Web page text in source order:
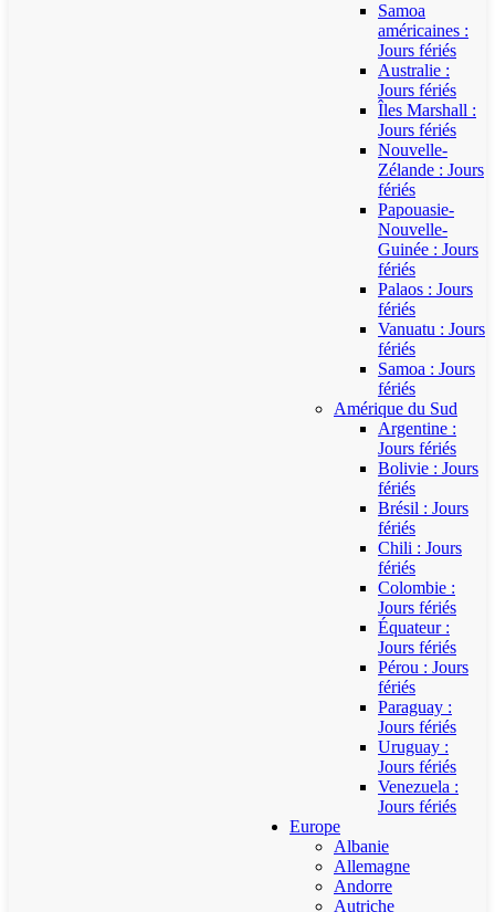
Samoa
américaines :
Jours fériés
Australie :
Jours fériés
Îles Marshall :
Jours fériés
Nouvelle-
Zélande : Jours
fériés
Papouasie-
Nouvelle-
Guinée : Jours
fériés
Palaos : Jours
fériés
Vanuatu : Jours
fériés
Samoa : Jours
fériés
Amérique du Sud
Argentine :
Jours fériés
Bolivie : Jours
fériés
Brésil : Jours
fériés
Chili : Jours
fériés
Colombie :
Jours fériés
Équateur :
Jours fériés
Pérou : Jours
fériés
Paraguay :
Jours fériés
Uruguay :
Jours fériés
Venezuela :
Jours fériés
Europe
Albanie
Allemagne
Andorre
Autriche